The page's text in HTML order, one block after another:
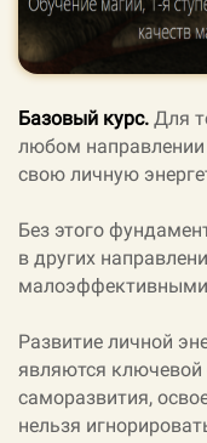
Базовый курс. Для
любом направлении
свою личную
Без этого
в других
Развитие личной
являются
саморазвития,
нельзя